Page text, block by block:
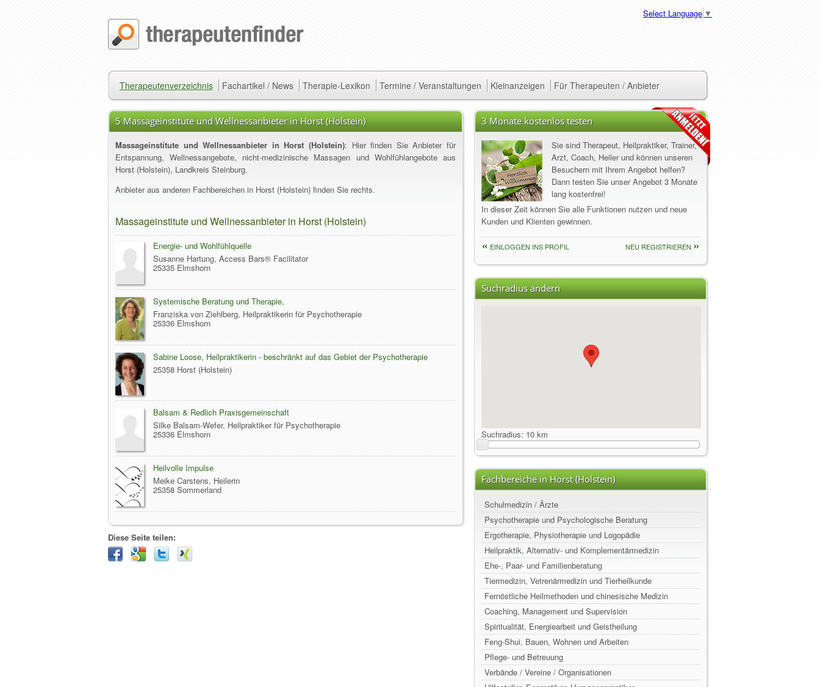
Select Language ▼
Therapeutenverzeichnis Fachartikel / News Therapie-Lexikon Termine / Veranstaltungen Kleinanzeigen Für Therapeuten / Anbieter
5 Massageinstitute und Wellnessanbieter in Horst (Holstein)
Massageinstitute und Wellnessanbieter in Horst (Holstein): Hier finden Sie Anbieter für
Entspannung, Wellnessangebote, nicht-medizinische Massagen und Wohlfühlangebote aus
Horst (Holstein), Landkreis Steinburg.
Anbieter aus anderen Fachbereichen in Horst (Holstein) finden Sie rechts.
Massageinstitute und Wellnessanbieter in Horst (Holstein)
Energie- und Wohlfühlquelle
Susanne Hartung, Access Bars® Facilitator
25335 Elmshorn
Systemische Beratung und Therapie,
Franziska von Ziehlberg, Heilpraktikerin für Psychotherapie
25336 Elmshorn
Sabine Loose, Heilpraktikerin - beschränkt auf das Gebiet der Psychotherapie
25358 Horst (Holstein)
Balsam & Redlich Praxisgemeinschaft
Silke Balsam-Wefer, Heilpraktiker für Psychotherapie
25336 Elmshorn
Heilvolle Impulse
Meike Carstens, Heilerin
25358 Sommerland
Diese Seite teilen:
3 Monate kostenlos testen
Sie sind Therapeut, Heilpraktiker, Trainer,
Arzt, Coach, Heiler und können unseren
Besuchern mit Ihrem Angebot helfen?
Dann testen Sie unser Angebot 3 Monate
lang kostenfrei!
In dieser Zeit können Sie alle Funktionen nutzen und neue
Kunden und Klienten gewinnen.
EINLOGGEN INS PROFIL NEU REGISTRIEREN
Suchradius ändern
Suchradius: 10 km
Fachbereiche in Horst (Holstein)
Schulmedizin / Ärzte
Psychotherapie und Psychologische Beratung
Ergotherapie, Physiotherapie und Logopädie
Heilpraktik, Alternativ- und Komplementärmedizin
Ehe-, Paar- und Familienberatung
Tiermedizin, Vetrenärmedizin und Tierheilkunde
Fernöstliche Heilmethoden und chinesische Medizin
Coaching, Management und Supervision
Spiritualität, Energiearbeit und Geistheilung
Feng-Shui, Bauen, Wohnen und Arbeiten
Pflege- und Betreuung
Verbände / Vereine / Organisationen